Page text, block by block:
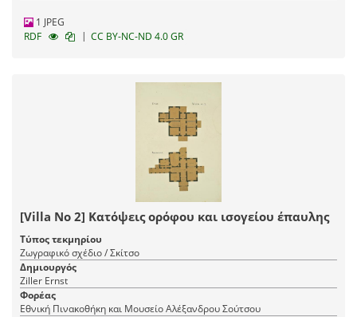
1 JPEG
RDF
| CC BY-NC-ND 4.0 GR
[Villa No 2] Κατόψεις ορόφου και ισογείου έπαυλης
Τύπος τεκμηρίου
Ζωγραφικό σχέδιο / Σκίτσο
Δημιουργός
Ziller Ernst
Φορέας
Εθνική Πινακοθήκη και Μουσείο Αλέξανδρου Σούτσου